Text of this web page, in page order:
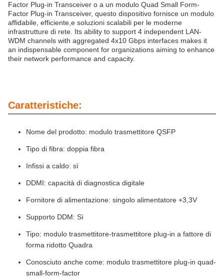
Factor Plug-in Transceiver o a un modulo Quad Small Form-
Factor Plug-in Transceiver, questo dispositivo fornisce un modulo
affidabile, efficiente,e soluzioni scalabili per le moderne
infrastrutture di rete. Its ability to support 4 independent LAN-
WDM channels with aggregated 4x10 Gbps interfaces makes it
an indispensable component for organizations aiming to enhance
their network performance and capacity.
Caratteristiche:
Nome del prodotto: modulo trasmettitore QSFP
Tipo di fibra: doppia fibra
Infissi a caldo: sì
DDMI: capacità di diagnostica digitale
Fornitore di alimentazione: singolo alimentatore +3,3V
Supporto DDM: Sì
Tipo: modulo trasmettitore-trasmettitore plug-in a fattore di
forma ridotto Quadra
Conosciuto anche come: modulo trasmettitore plug-in quad-
small-form-factor